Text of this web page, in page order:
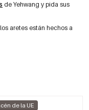
de Yehwang y pida sus
aretes están hechos a
de la UE